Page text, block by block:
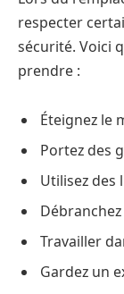
respecter
sécurité. Voici
prendre :
Éteignez le
Portez des
Utilisez des
Travailler
Gardez un